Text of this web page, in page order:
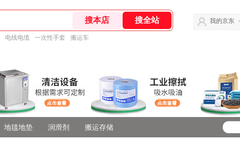
电线电缆 一次性手套 搬运车
我的京东
地毯地垫 润滑剂 搬运存储